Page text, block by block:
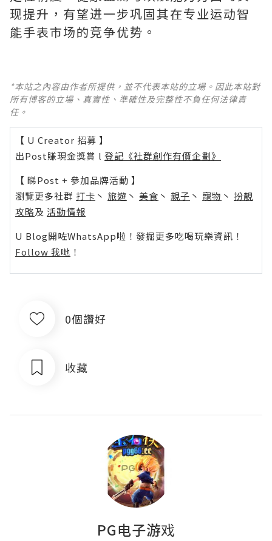
现提升，有望进一步巩固其在专业运动智
能手表市场的竞争优势。
*本站之內容由作者所提供，並不代表本站的立場。因此本站對
所有博客的立場、真實性、準確性及完整性不負任何法律責
任。
【 U Creator 招募 】
出Post賺現金獎賞 l 登記《社群創作有價企劃》
【 睇Post + 參加品牌活動 】
瀏覽更多社群 打卡 丶 旅遊 丶 美食 丶 親子 丶 寵物 丶 扮靚
攻略及 活動情報
U Blog開咗WhatsApp啦！發掘更多吃喝玩樂資訊！
Follow 我哋 ！
0個讚好
收藏
PG电子游戏